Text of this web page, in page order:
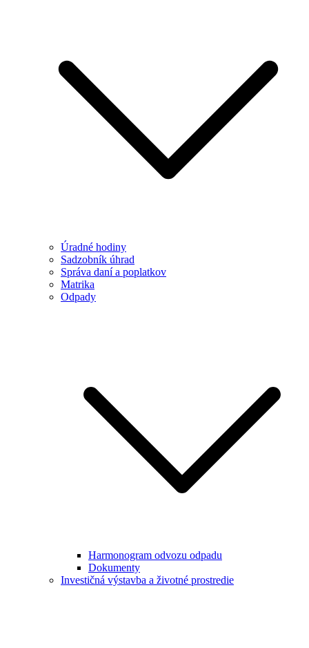
Úradné hodiny
Sadzobník úhrad
Správa daní a poplatkov
Matrika
Odpady
Harmonogram odvozu odpadu
Dokumenty
Investičná výstavba a životné prostredie